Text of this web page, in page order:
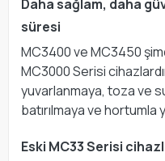
Daha sağlam, daha
süresi
MC3400 ve MC3450
MC3000 Serisi
yuvarlanmaya, toza ve
batırılmaya ve hortumla
Eski MC33 Serisi